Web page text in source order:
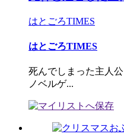
はとごろTIMES
はとごろTIMES
死んでしまった主人
ノベルゲ...